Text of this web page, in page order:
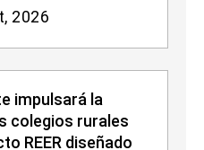
2026
impulsará la
colegios rurales
REER diseñado